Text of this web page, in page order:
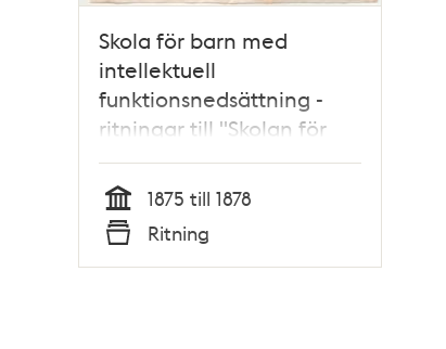
Skola för barn med
intellektuell
funktionsnedsättning -
ritningar till "Skolan för
sinnesslöa barn" 1875-1878
Tid
1875 till 1878
Typ
Ritning